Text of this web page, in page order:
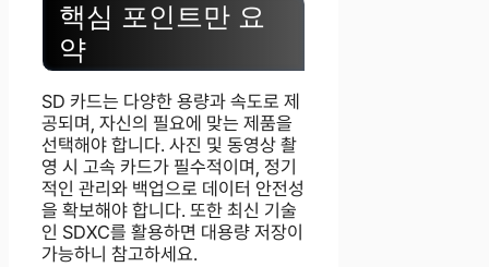
핵심 포인트만 요
약
SD 카드는 다양한 용량과 속도로 제
공되며, 자신의 필요에 맞는 제품을
선택해야 합니다. 사진 및 동영상 촬
영 시 고속 카드가 필수적이며, 정기
적인 관리와 백업으로 데이터 안전성
을 확보해야 합니다. 또한 최신 기술
인 SDXC를 활용하면 대용량 저장이
가능하니 참고하세요.